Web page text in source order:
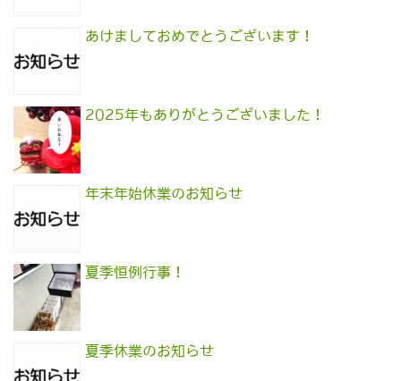
あけましておめでとうございます！
2025年もありがとうございました！
年末年始休業のお知らせ
夏季恒例行事！
夏季休業のお知らせ